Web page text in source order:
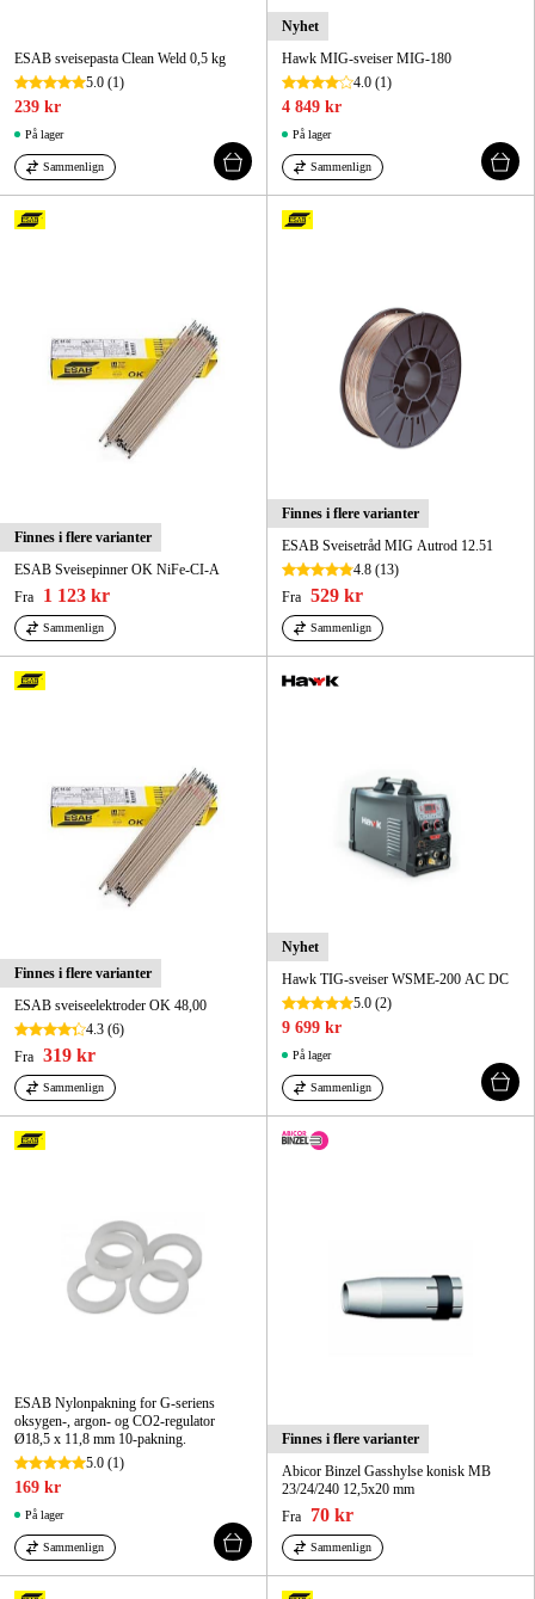
ESAB sveisepasta Clean Weld 0,5 kg
5.0 (1)
239 kr
På lager
Sammenlign
Nyhet
Hawk MIG-sveiser MIG-180
4.0 (1)
4 849 kr
På lager
Sammenlign
Finnes i flere varianter
ESAB Sveisepinner OK NiFe-CI-A
Fra
1 123 kr
Sammenlign
Finnes i flere varianter
ESAB Sveisetråd MIG Autrod 12.51
4.8 (13)
Fra 529 kr
Sammenlign
Finnes i flere varianter
ESAB sveiseelektroder OK 48,00
4.3 (6)
Fra 319 kr
Sammenlign
Nyhet
Hawk TIG-sveiser WSME-200 AC DC
5.0 (2)
9 699 kr
På lager
Sammenlign
ESAB Nylonpakning for G-seriens
oksygen-, argon- og CO2-regulator
Ø18,5 x 11,8 mm 10-pakning.
5.0 (1)
169 kr
På lager
Sammenlign
Finnes i flere varianter
Abicor Binzel Gasshylse konisk MB
23/24/240 12,5x20 mm
Fra
70 kr
Sammenlign